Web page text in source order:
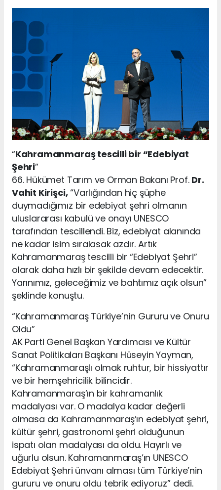
“Kahramanmaraş tescilli bir “Edebiyat
Şehri”
66. Hükümet Tarım ve Orman Bakanı Prof. Dr.
Vahit Kirişci,“Varlığından hiç şüphe
duymadığımız bir edebiyat şehri olmanın
uluslararası kabulü ve onayı UNESCO
tarafından tescillendi. Biz, edebiyat alanında
ne kadar isim sıralasak azdır. Artık
Kahramanmaraş tescilli bir “Edebiyat Şehri”
olarak daha hızlı bir şekilde devam edecektir.
Yarınımız, geleceğimiz ve bahtımız açık olsun”
şeklinde konuştu.
“Kahramanmaraş Türkiye’nin Gururu ve Onuru
Oldu”
AK Parti Genel Başkan Yardımcısı ve Kültür
Sanat Politikaları Başkanı Hüseyin Yayman,
“Kahramanmaraşlı olmak ruhtur, bir hissiyattır
ve bir hemşehricilik bilincidir.
Kahramanmaraş’ın bir kahramanlık
madalyası var. O madalya kadar değerli
olmasa da Kahramanmaraş’ın edebiyat şehri,
kültür şehri, gastronomi şehri olduğunun
ispatı olan madalyası da oldu. Hayırlı ve
uğurlu olsun. Kahramanmaraş’ın UNESCO
Edebiyat Şehri ünvanı alması tüm Türkiye’nin
gururu ve onuru oldu tebrik ediyoruz” dedi.